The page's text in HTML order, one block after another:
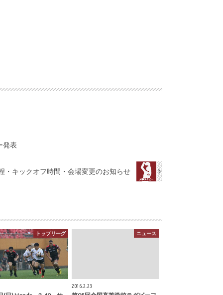
発表
キックオフ時間・会場変更のお知らせ
トップリーグ ニュース
2016.2.23